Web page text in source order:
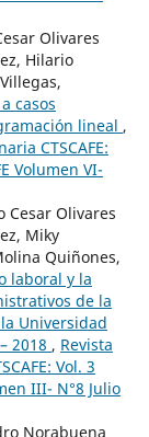
Olivares
Hilario
casos
lineal ,
CTSCAFE:
Volumen VI-
Cesar Olivares
Miky
Quiñones,
laboral y la
de la
Universidad
2018 , Revista
Vol. 3
III- N°8 Julio
Norabuena